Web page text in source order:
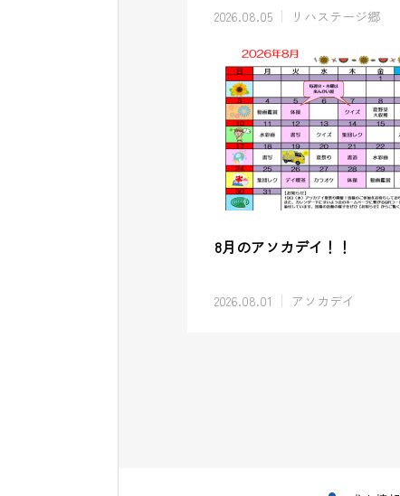
2026.08.05 リハステージ郷
8月のアソカデイ！！
2026.08.01 アソカデイ